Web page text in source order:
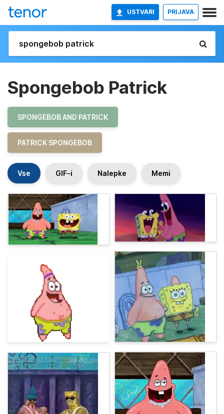
USTVARI PRIJAVA
Spongebob Patrick
SPONGEBOB AND PATRICK
PATRICK SPONGEBOB
Vse GIF-i Nalepke Memi